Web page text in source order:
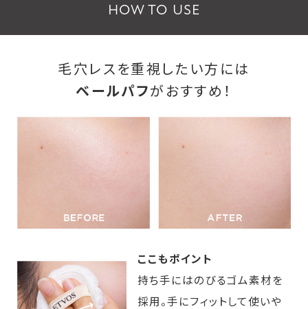
HOW TO USE
毛穴レスを重視したい方には
ベールパフがおすすめ！
ここもポイント
持ち手にはのびるゴム素材を
採用。手にフィットして使いや